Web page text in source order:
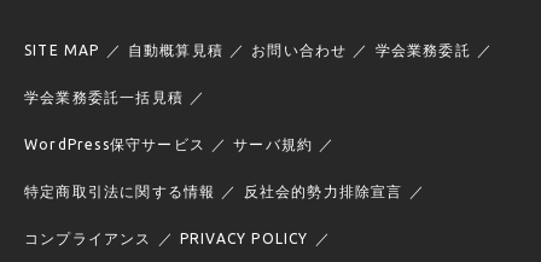
SITE MAP 自動概算見積 お問い合わせ 学会業務委託
学会業務委託一括見積
WordPress保守サービス サーバ規約
特定商取引法に関する情報 反社会的勢力排除宣言
コンプライアンス PRIVACY POLICY